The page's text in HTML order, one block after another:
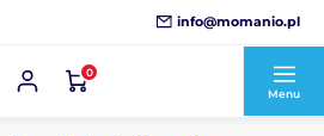
info@momanio.pl
0
Menu